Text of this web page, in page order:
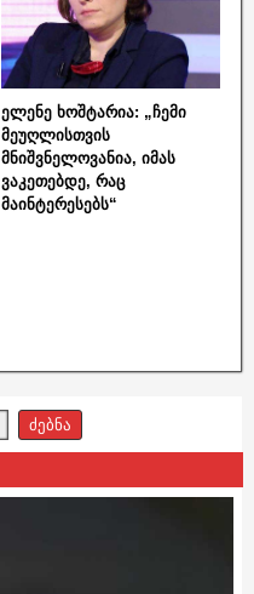
ელენე ხოშტარია: „ჩემი
მეუღლისთვის
მნიშვნელოვანია, იმას
ვაკეთებდე, რაც
მაინტერესებს“